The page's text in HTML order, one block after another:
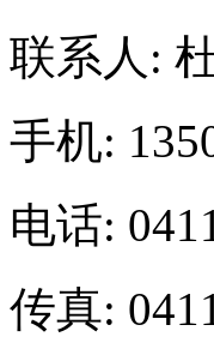
联系人:
手机:
电话:
传真: